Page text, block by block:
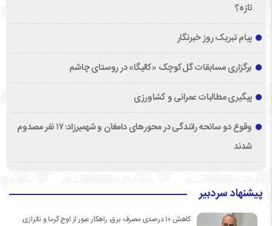
تازه؟
پیام تبریک روز خبرنگار
برگزاری مسابقات گل‌کوچک «کالیگا» در روستای چاشم
پیگیری مطالبات عمرانی و کشاورزی
وقوع دو سانحه رانندگی در محورهای دامغان و شهمیرزاد؛ ۱۷ نفر مصدوم
شدند
پیشنهاد سردبیر
کاهش ۱۰ درصدی مصرف برق، راهکار عبور از اوج گرما و ناترازی